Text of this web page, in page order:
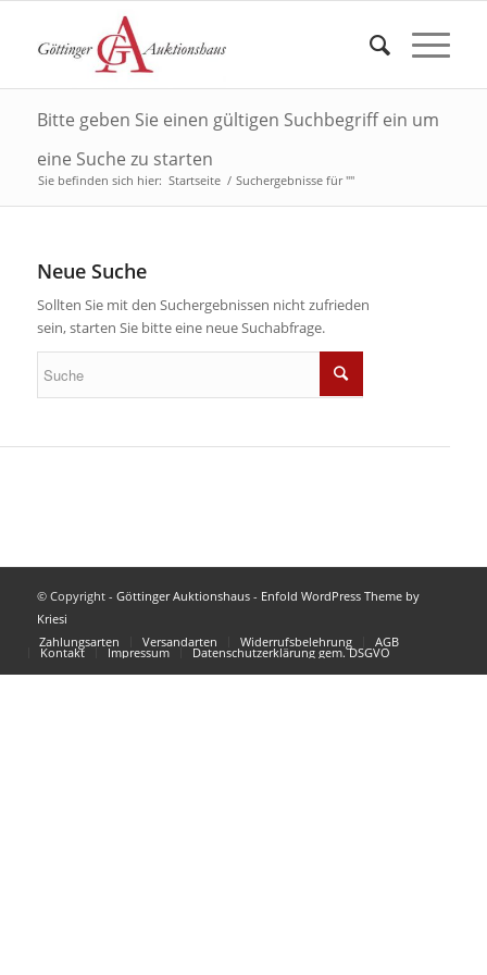
Bitte geben Sie einen gültigen Suchbegriff ein um
eine Suche zu starten
Sie befinden sich hier: Startseite / Suchergebnisse für ""
Neue Suche
Sollten Sie mit den Suchergebnissen nicht zufrieden
sein, starten Sie bitte eine neue Suchabfrage.
© Copyright - Göttinger Auktionshaus- Enfold WordPress Theme by
Kriesi
Zahlungsarten
Versandarten Widerrufsbelehrung AGB
Kontakt Impressum Datenschutzerklärung gem. DSGVO